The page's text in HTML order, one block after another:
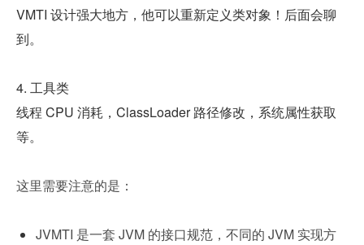
VMTI 设计强大地方，他可以重新定义类对象！后面会聊
到。
4. 工具类
线程 CPU 消耗，ClassLoader 路径修改，系统属性获取
等。
这里需要注意的是：
JVMTI 是一套 JVM 的接口规范，不同的 JVM 实现方